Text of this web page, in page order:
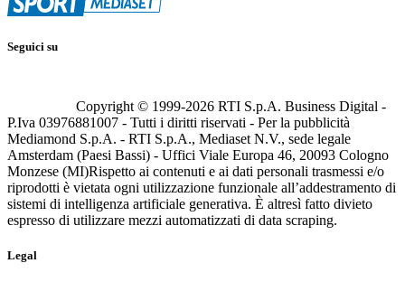
Seguici su
Copyright © 1999-2026 RTI S.p.A. Business Digital -
P.Iva 03976881007 - Tutti i diritti riservati - Per la pubblicità
Mediamond S.p.A. - RTI S.p.A., Mediaset N.V., sede legale
Amsterdam (Paesi Bassi) - Uffici Viale Europa 46, 20093 Cologno
Monzese (MI)Rispetto ai contenuti e ai dati personali trasmessi e/o
riprodotti è vietata ogni utilizzazione funzionale all’addestramento di
sistemi di intelligenza artificiale generativa. È altresì fatto divieto
espresso di utilizzare mezzi automatizzati di data scraping.
Legal